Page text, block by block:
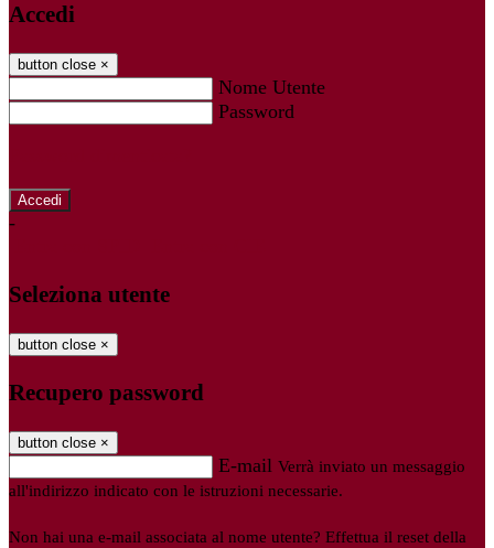
Accedi
button close ×
Nome Utente
Password
-
Seleziona utente
button close ×
Recupero password
button close ×
E-mail Verrà inviato un messaggio
all'indirizzo indicato con le istruzioni necessarie.
Non hai una e-mail associata al nome utente? Effettua il reset della